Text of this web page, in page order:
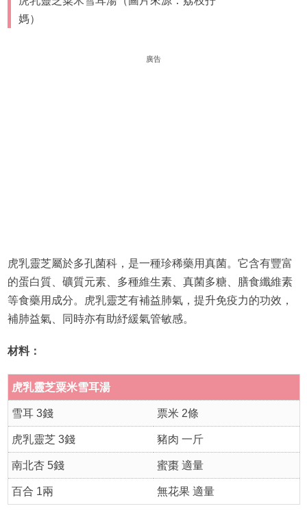
媽）
廣告
虎乳靈芝屬於多孔菌科，是一種珍稀藥用真菌。它含有豐富
的蛋白質、礦質元素、多種維生素、真菌多糖、膳食纖維素
等食藥用成分。虎乳靈芝有補益肺氣，提升免疫力的功效，
補肺益氣、同時亦有助紓緩氣管敏感。
材料：
虎乳靈芝粟米雪耳湯
雪耳 3錢 票米 2條
虎乳靈芝 3錢 豬肉 一斤
南北杏 5錢 蜜棗 適量
百合 1兩 無花果 適量